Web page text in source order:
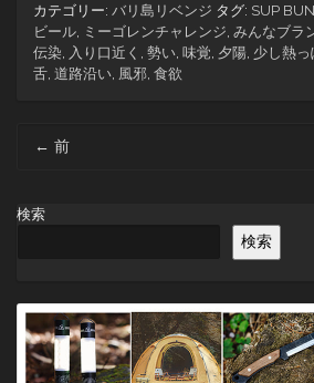
カテゴリー: バリ島リベンジ タグ: SUP
ビール ミーゴレンチャレンジ みんなブラ
伝染
入り口近く 勢い 味覚 夕陽 少し熱っ
舌 道路沿い 風邪 食欲
ビ
ゲ
ン
← 前
検索
検索